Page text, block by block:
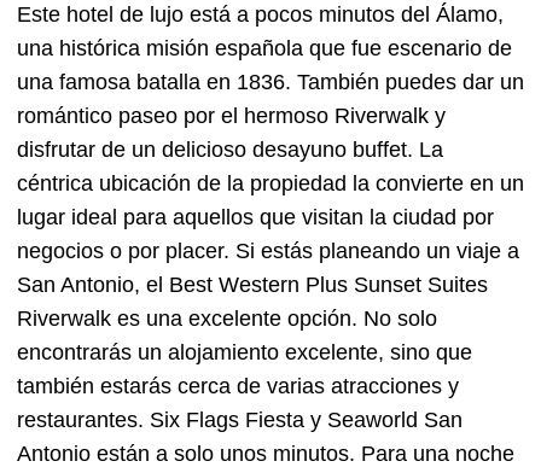
Este hotel de lujo está a pocos minutos del Álamo,
una histórica misión española que fue escenario de
una famosa batalla en 1836. También puedes dar un
romántico paseo por el hermoso Riverwalk y
disfrutar de un delicioso desayuno buffet. La
céntrica ubicación de la propiedad la convierte en un
lugar ideal para aquellos que visitan la ciudad por
negocios o por placer. Si estás planeando un viaje a
San Antonio, el Best Western Plus Sunset Suites
Riverwalk es una excelente opción. No solo
encontrarás un alojamiento excelente, sino que
también estarás cerca de varias atracciones y
restaurantes. Six Flags Fiesta y Seaworld San
Antonio están a solo unos minutos. Para una noche